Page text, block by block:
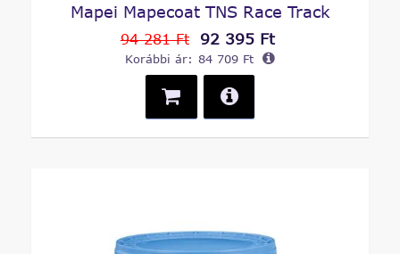
Mapei Mapecoat TNS Race Track
94 281 Ft 92 395 Ft
Korábbi ár: 84 709 Ft